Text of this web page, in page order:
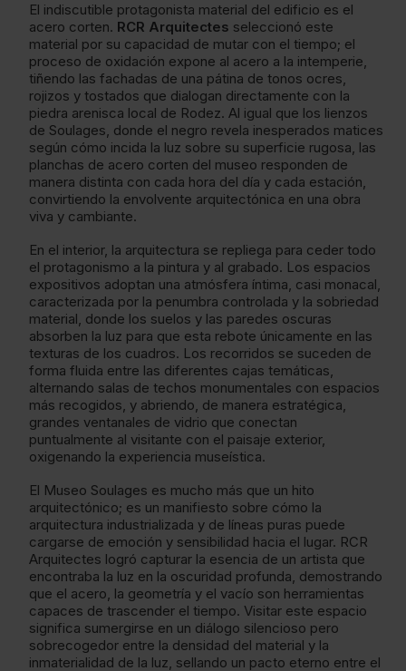
El indiscutible protagonista material del edificio es el
acero corten. RCR Arquitectes seleccionó este
material por su capacidad de mutar con el tiempo; el
proceso de oxidación expone al acero a la intemperie,
tiñendo las fachadas de una pátina de tonos ocres,
rojizos y tostados que dialogan directamente con la
piedra arenisca local de Rodez. Al igual que los lienzos
de Soulages, donde el negro revela inesperados matices
según cómo incida la luz sobre su superficie rugosa, las
planchas de acero corten del museo responden de
manera distinta con cada hora del día y cada estación,
convirtiendo la envolvente arquitectónica en una obra
viva y cambiante.
En el interior, la arquitectura se repliega para ceder todo
el protagonismo a la pintura y al grabado. Los espacios
expositivos adoptan una atmósfera íntima, casi monacal,
caracterizada por la penumbra controlada y la sobriedad
material, donde los suelos y las paredes oscuras
absorben la luz para que esta rebote únicamente en las
texturas de los cuadros. Los recorridos se suceden de
forma fluida entre las diferentes cajas temáticas,
alternando salas de techos monumentales con espacios
más recogidos, y abriendo, de manera estratégica,
grandes ventanales de vidrio que conectan
puntualmente al visitante con el paisaje exterior,
oxigenando la experiencia museística.
El Museo Soulages es mucho más que un hito
arquitectónico; es un manifiesto sobre cómo la
arquitectura industrializada y de líneas puras puede
cargarse de emoción y sensibilidad hacia el lugar. RCR
Arquitectes logró capturar la esencia de un artista que
encontraba la luz en la oscuridad profunda, demostrando
que el acero, la geometría y el vacío son herramientas
capaces de trascender el tiempo. Visitar este espacio
significa sumergirse en un diálogo silencioso pero
sobrecogedor entre la densidad del material y la
inmaterialidad de la luz, sellando un pacto eterno entre el